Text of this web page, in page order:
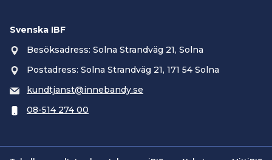
Svenska IBF
Besöksadress: Solna Strandväg 21, Solna
Postadress: Solna Strandväg 21, 171 54 Solna
kundtjanst@innebandy.se
08-514 274 00